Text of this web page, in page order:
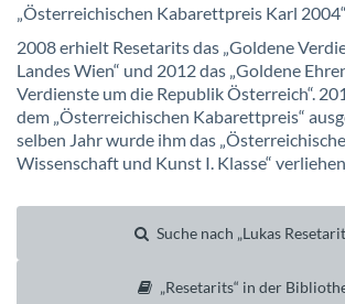
„Österreichischen Kabarettpreis Karl
2008 erhielt Resetarits das „Goldene
Landes Wien“ und 2012 das „Goldene
Verdienste um die Republik Österreich“.
dem „Österreichischen Kabarettpreis“
selben Jahr wurde ihm das
Wissenschaft und Kunst I. Klasse“
Suche nach „Lukas
„Resetarits“ in der